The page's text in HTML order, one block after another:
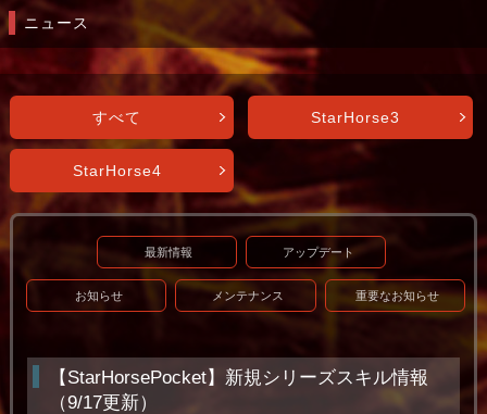
ニュース
すべて StarHorse3
StarHorse4
最新情報 アップデート
お知らせ メンテナンス 重要なお知らせ
【StarHorsePocket】新規シリーズスキル情報
（9/17更新）